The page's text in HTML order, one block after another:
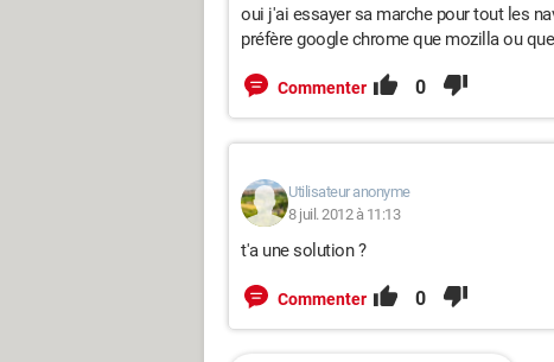
oui j'ai essayer sa marche pour tout les
préfère google chrome que mozilla ou
Commenter 0
Utilisateur anonyme
8 juil. 2012 à 11:13
t'a une solution ?
Commenter 0